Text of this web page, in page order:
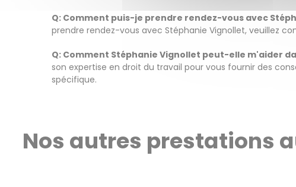
Q: Comment puis-je prendre rendez-vous avec
prendre rendez-vous avec Stéphanie Vignollet, veuillez
Q: Comment Stéphanie Vignollet peut-elle m'aider
son expertise en droit du travail pour vous fournir des
spécifique.
Nos autres prestations